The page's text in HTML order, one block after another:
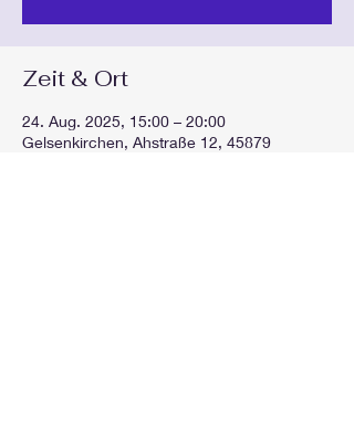
Zeit & Ort
24. Aug. 2025, 15:00 – 20:00
Gelsenkirchen, Ahstraße 12, 45879